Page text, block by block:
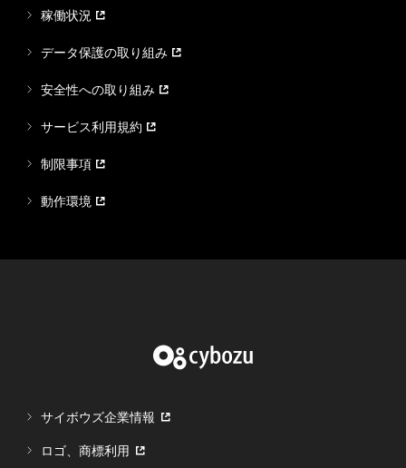
稼働状況
データ保護の取り組み
安全性への取り組み
サービス利用規約
制限事項
動作環境
サイボウズ企業情報
ロゴ、商標利用